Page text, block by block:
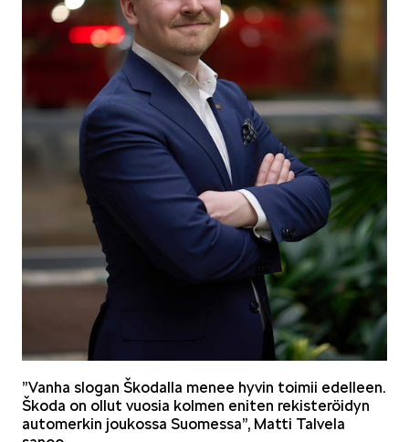
PEAQ
”Vanha slogan Škodalla menee hyvin toimii edelleen.
Škoda on ollut vuosia kolmen eniten rekisteröidyn
automerkin joukossa Suomessa”, Matti Talvela